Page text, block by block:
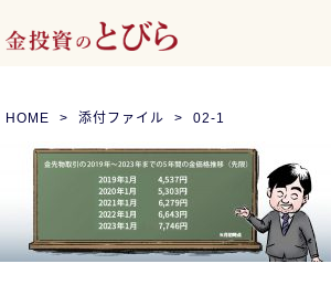
HOME 添付ファイル 02-1